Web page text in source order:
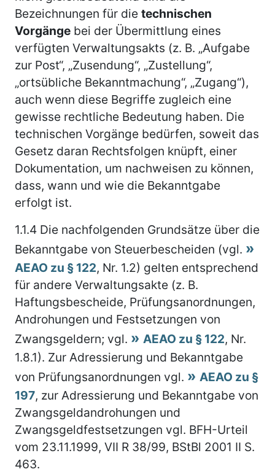
Bezeichnungen für die technischen
Vorgänge bei der Übermittlung eines
verfügten Verwaltungsakts (z. B. „Aufgabe
zur Post“, „Zusendung“, „Zustellung“,
„ortsübliche Bekanntmachung“, „Zugang“),
auch wenn diese Begriffe zugleich eine
gewisse rechtliche Bedeutung haben. Die
technischen Vorgänge bedürfen, soweit das
Gesetz daran Rechtsfolgen knüpft, einer
Dokumentation, um nachweisen zu können,
dass, wann und wie die Bekanntgabe
erfolgt ist.
1.1.4 Die nachfolgenden Grundsätze über die
Bekanntgabe von Steuerbescheiden (vgl.
AEAO zu § 122, Nr. 1.2) gelten entsprechend
für andere Verwaltungsakte (z. B.
Haftungsbescheide, Prüfungsanordnungen,
Androhungen und Festsetzungen von
Zwangsgeldern; vgl.
AEAO zu § 122, Nr.
1.8.1). Zur Adressierung und Bekanntgabe
von Prüfungsanordnungen vgl.
AEAO zu §
197, zur Adressierung und Bekanntgabe von
Zwangsgeldandrohungen und
Zwangsgeldfestsetzungen vgl. BFH-Urteil
vom 23.11.1999, VII R 38/99, BStBl 2001 II S.
463.